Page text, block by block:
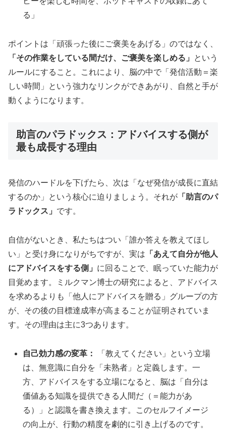
る」
ポイントは「頑張った後にご褒美をあげる」のではなく、
「その作業をしている間だけ、ご褒美を楽しめる」
という
ルールにすること。これにより、脳の中で「発信活動＝楽
しい時間」という強力なリンクができあがり、自然と手が
動くようになります。
助言のパラドックス：アドバイスする側が
最も成長する理由
発信のハードルを下げたら、次は「なぜ発信が成長に直結
するのか」という核心に迫りましょう。それが 「助言のパ
ラドックス」 です。
自信がないとき、私たちはつい「誰か答えを教えてほし
い」と受け身になりがちですが、実は 「あえて自分が他人
にアドバイスをする側」 に回ることで、眠っていた能力が
目覚めます。ミルクマン博士の研究によると、アドバイス
を求めるよりも「他人にアドバイスを贈る」グループの方
が、その後の目標達成率が高まることが証明されていま
す。その理由は主に3つあります。
自己効力感の変革：
「教えてください」という立場
は、無意識に自分を「未熟者」と定義します。一
方、アドバイスをする立場になると、脳は「自分は
価値ある知識を提供できる人間だ（＝能力があ
る）」と認識を書き換えます。このセルフイメージ
の向上が、行動の精度を劇的に引き上げるのです。